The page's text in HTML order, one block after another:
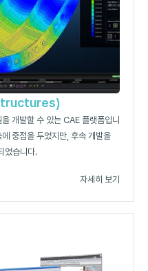
개발할 수 있는 CAE 플랫폼입니
중점을 두었지만, 후속 개발을
었습니다.
자세히 보기